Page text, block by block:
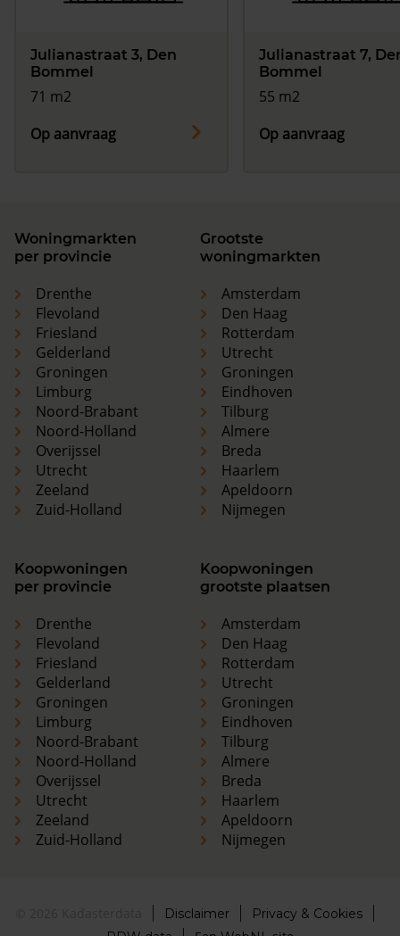
Julianastraat 3, Den
Bommel
71 m2
Op aanvraag
Julianastraat 7,
Bommel
55 m2
Op aanvraag
Woningmarkten
per provincie
Drenthe
Flevoland
Friesland
Gelderland
Groningen
Limburg
Noord-Brabant
Noord-Holland
Overijssel
Utrecht
Zeeland
Zuid-Holland
Grootste
woningmarkten
Amsterdam
Den Haag
Rotterdam
Utrecht
Groningen
Eindhoven
Tilburg
Almere
Breda
Haarlem
Apeldoorn
Nijmegen
Koopwoningen
per provincie
Drenthe
Flevoland
Friesland
Gelderland
Groningen
Limburg
Noord-Brabant
Noord-Holland
Overijssel
Utrecht
Zeeland
Zuid-Holland
Koopwoningen
grootste plaatsen
Amsterdam
Den Haag
Rotterdam
Utrecht
Groningen
Eindhoven
Tilburg
Almere
Breda
Haarlem
Apeldoorn
Nijmegen
Disclaimer
Privacy & Cookies